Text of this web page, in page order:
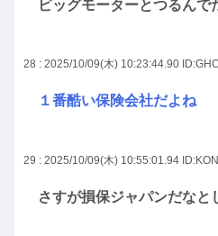
ビッグモーターとつるんで
28 : 2025/10/09(木) 10:23:44.90
１番酷い保険会社だよね
29 : 2025/10/09(木) 10:55:01.94
さすが損保ジャパンだなと